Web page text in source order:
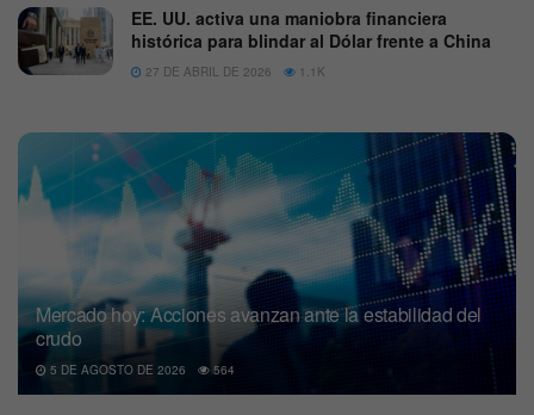
EE. UU. activa una maniobra financiera
histórica para blindar al Dólar frente a China
27 DE ABRIL DE 2026 1.1K
Mercado hoy: Acciones avanzan ante la estabilidad del
crudo
5 DE AGOSTO DE 2026 564